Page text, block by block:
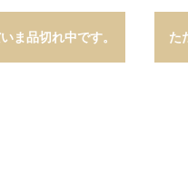
ま品切れ中です。 た